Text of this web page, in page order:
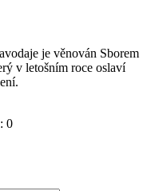
je věnován Sborem
v letošním roce oslaví
0